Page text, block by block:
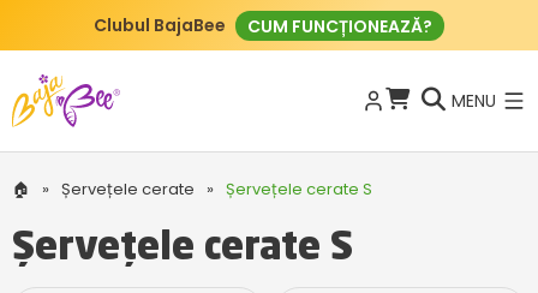
Clubul BajaBee CUM FUNCȚIONEAZĂ?
MENU
🏠 » Șervețele cerate » Șervețele cerate S
Șervețele cerate S